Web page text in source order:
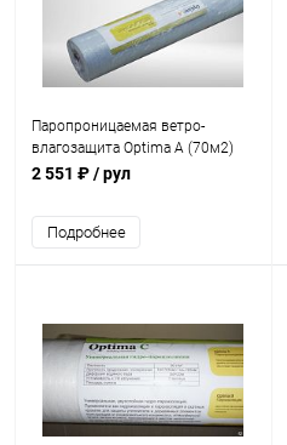
Паропроницаемая ветро-
влагозащита Optima A (70м2)
2 551 ₽/ рул
Подробнее